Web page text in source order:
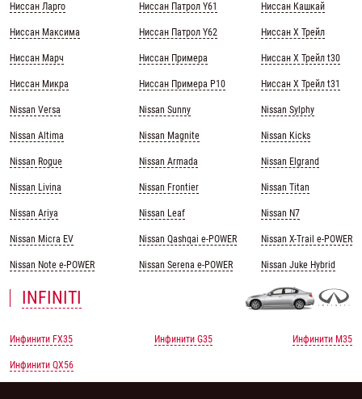
Ниссан Ларго
Ниссан Максима
Ниссан Марч
Ниссан Микра
Nissan Versa
Nissan Altima
Nissan Rogue
Nissan Livina
Nissan Ariya
Nissan Micra EV
Nissan Note e-POWER
Ниссан Патрол Y61
Ниссан Патрол Y62
Ниссан Примера
Ниссан Примера Р10
Nissan Sunny
Nissan Magnite
Nissan Armada
Nissan Frontier
Nissan Leaf
Nissan Qashqai e-POWER
Nissan Serena e-POWER
Ниссан Кашкай
Ниссан Х Трейл
Ниссан Х Трейл t30
Ниссан Х Трейл t31
Nissan Sylphy
Nissan Kicks
Nissan Elgrand
Nissan Titan
Nissan N7
Nissan X-Trail e-POWER
Nissan Juke Hybrid
INFINITI
Инфинити FX35
Инфинити QX56
Инфинити G35 Инфинити M35